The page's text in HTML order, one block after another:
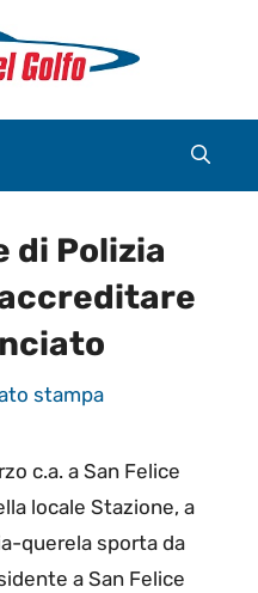
di Polizia
stampa
c.a. a San Felice
locale Stazione, a
querela sporta da
a San Felice